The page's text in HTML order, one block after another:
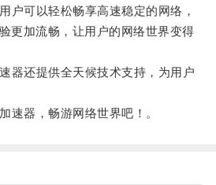
可以轻松畅享高速稳定的网络，
更加流畅，让用户的网络世界变得
还提供全天候技术支持，为用户
器，畅游网络世界吧！。